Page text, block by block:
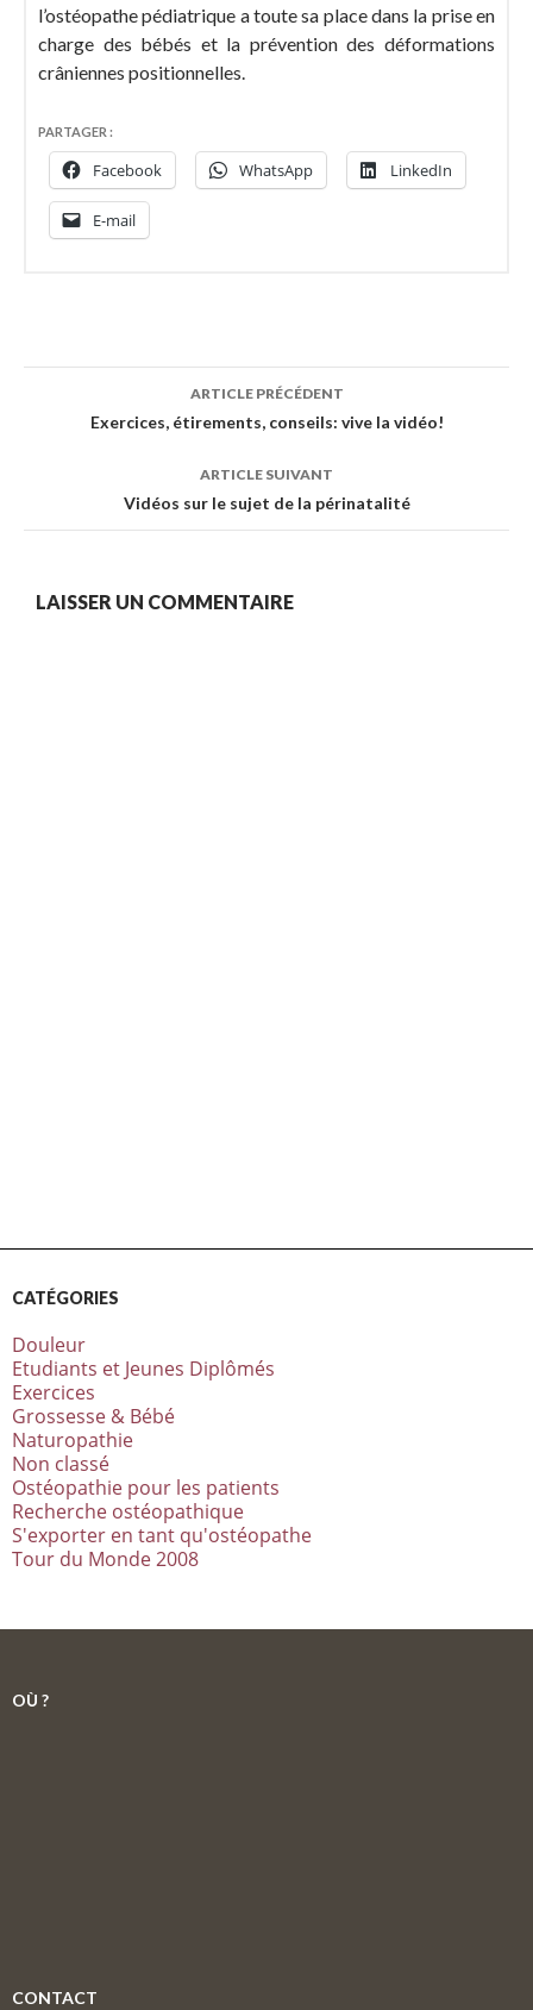
l’ostéopathe pédiatrique a toute sa place dans la prise en
charge des bébés et la prévention des déformations
crâniennes positionnelles.
PARTAGER :
Facebook WhatsApp LinkedIn
E-mail
ARTICLE PRÉCÉDENT
Exercices, étirements, conseils: vive la vidéo!
ARTICLE SUIVANT
Vidéos sur le sujet de la périnatalité
LAISSER UN COMMENTAIRE
CATÉGORIES
Douleur
Etudiants et Jeunes Diplômés
Exercices
Grossesse & Bébé
Naturopathie
Non classé
Ostéopathie pour les patients
Recherche ostéopathique
S'exporter en tant qu'ostéopathe
Tour du Monde 2008
OÙ ?
CONTACT